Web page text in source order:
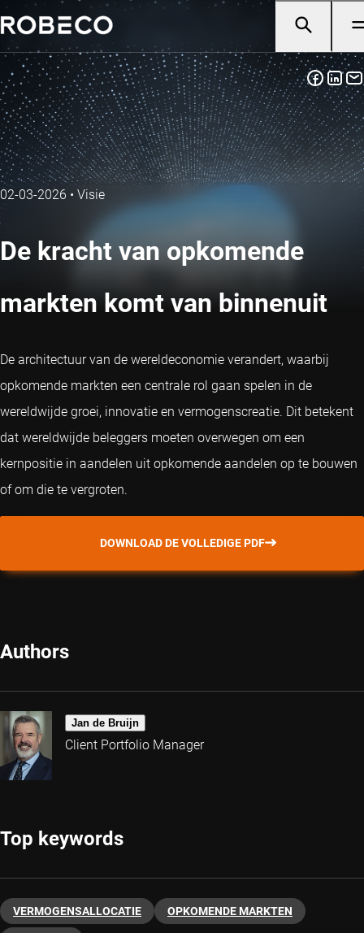
02-03-2026 • Visie
De kracht van opkomende
markten komt van binnenuit
De architectuur van de wereldeconomie verandert, waarbij
opkomende markten een centrale rol gaan spelen in de
wereldwijde groei, innovatie en vermogenscreatie. Dit betekent
dat wereldwijde beleggers moeten overwegen om een
kernpositie in aandelen uit opkomende aandelen op te bouwen
of om die te vergroten.
DOWNLOAD DE VOLLEDIGE PDF
Authors
Jan de Bruijn
Client Portfolio Manager
Top keywords
VERMOGENSALLOCATIE OPKOMENDE MARKTEN